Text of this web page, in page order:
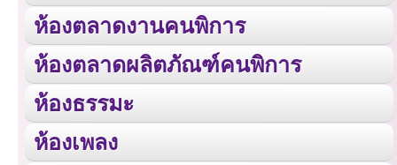
ห้องตลาดงานคนพิการ
ห้องตลาดผลิตภัณฑ์คนพิการ
ห้องธรรมะ
ห้องเพลง